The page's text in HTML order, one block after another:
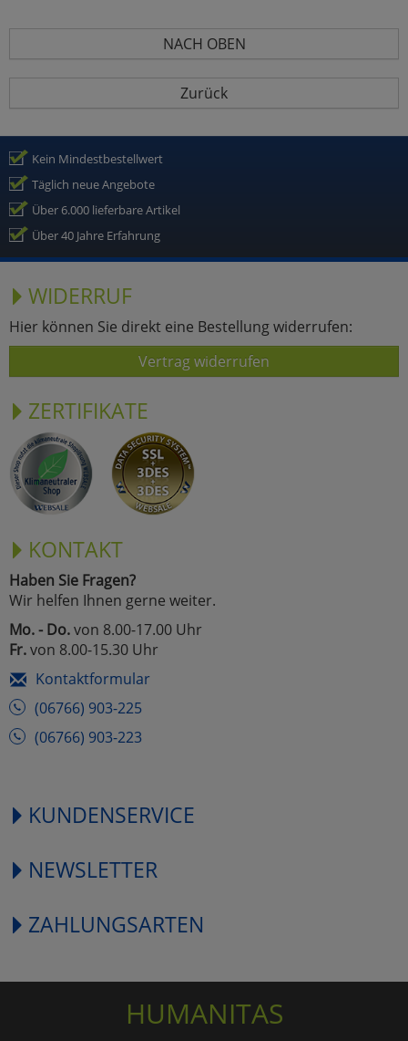
NACH OBEN
Zurück
Kein Mindestbestellwert
Täglich neue Angebote
Über 6.000 lieferbare Artikel
Über 40 Jahre Erfahrung
WIDERRUF
Hier können Sie direkt eine Bestellung widerrufen:
Vertrag widerrufen
ZERTIFIKATE
KONTAKT
Haben Sie Fragen?
Wir helfen Ihnen gerne weiter.
Mo. - Do.von 8.00-17.00 Uhr
Fr.von 8.00-15.30 Uhr
Kontaktformular
(06766) 903-225
(06766) 903-223
KUNDENSERVICE
NEWSLETTER
ZAHLUNGSARTEN
HUMANITAS